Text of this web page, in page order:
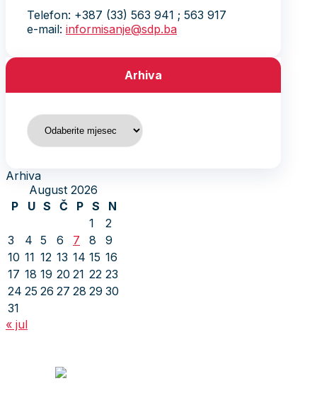
Telefon: +387 (33) 563 941 ; 563 917
e-mail: informisanje@sdp.ba
Arhiva
Arhiva
Arhiva
August 2026
P
U S Č P S
N
1
2
3
4 5 6 7 8
9
10 11 12 13 14 15 16
17 18 19 20 21 22 23
24 25 26 27 28 29 30
31
« jul